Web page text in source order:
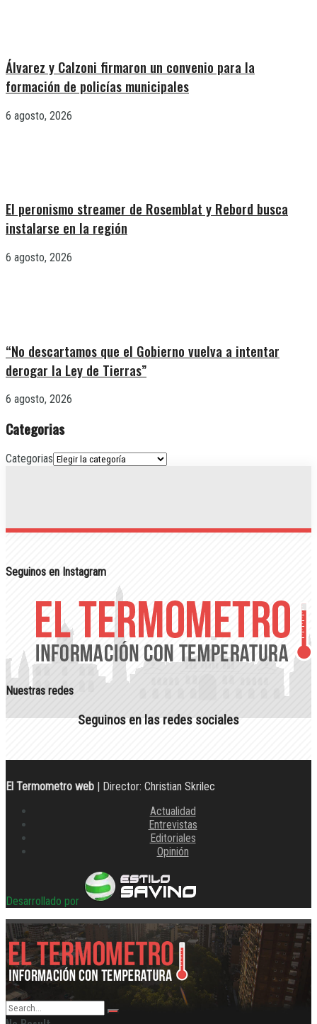
Álvarez y Calzoni firmaron un convenio para la
formación de policías municipales
6 agosto, 2026
El peronismo streamer de Rosemblat y Rebord busca
instalarse en la región
6 agosto, 2026
“No descartamos que el Gobierno vuelva a intentar
derogar la Ley de Tierras”
6 agosto, 2026
Categorias
Categorias
Seguinos en Instagram
Nuestras redes
Seguinos en las redes sociales
El Termometro web | Director: Christian Skrilec
Actualidad
Entrevistas
Editoriales
Opinión
Desarrollado por